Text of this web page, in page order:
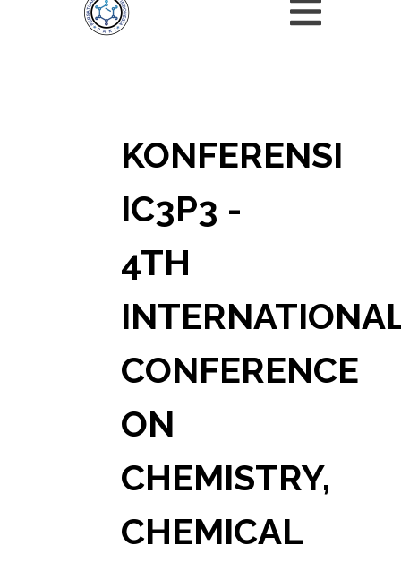
KONFERENSI
IC3P3 -
4TH
CONFERENCE
ON
CHEMISTRY,
CHEMICAL